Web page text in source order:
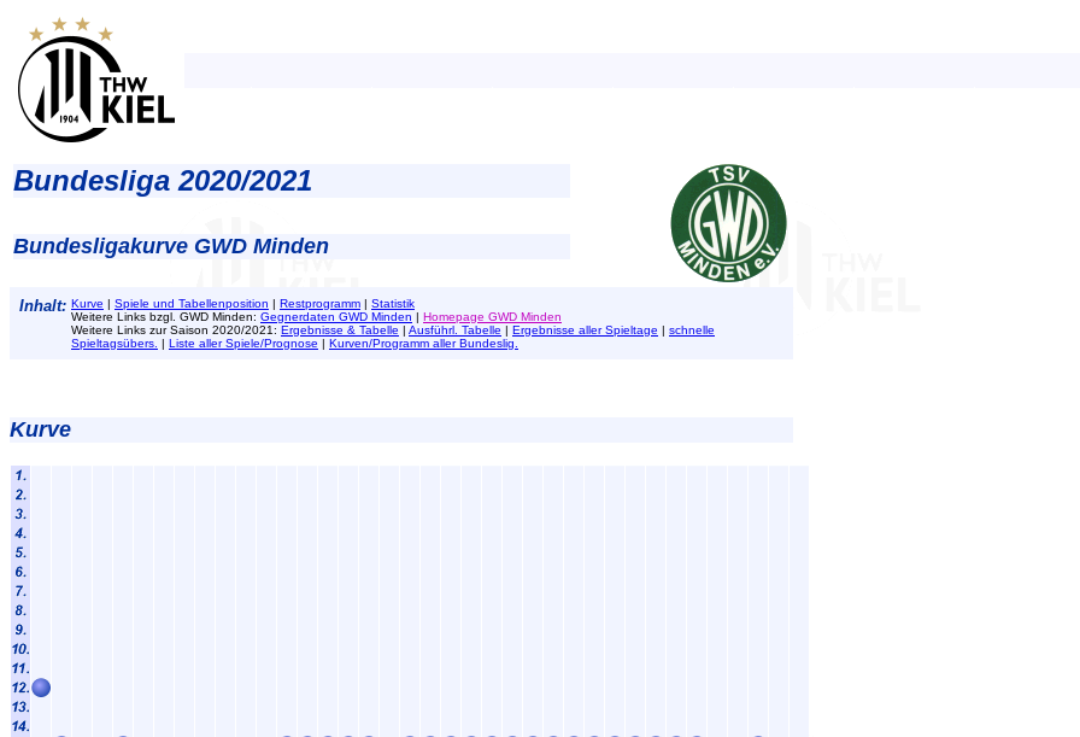
Bundesliga 2020/2021
Bundesligakurve GWD Minden
Inhalt: Kurve | Spiele und Tabellenposition | Restprogramm | Statistik
Weitere Links bzgl. GWD Minden: Gegnerdaten GWD Minden | Homepage GWD Minden
Weitere Links zur Saison 2020/2021: Ergebnisse & Tabelle | Ausführl. Tabelle | Ergebnisse aller Spieltage | schnelle
Spieltagsübers. | Liste aller Spiele/Prognose | Kurven/Programm aller Bundeslig.
Kurve